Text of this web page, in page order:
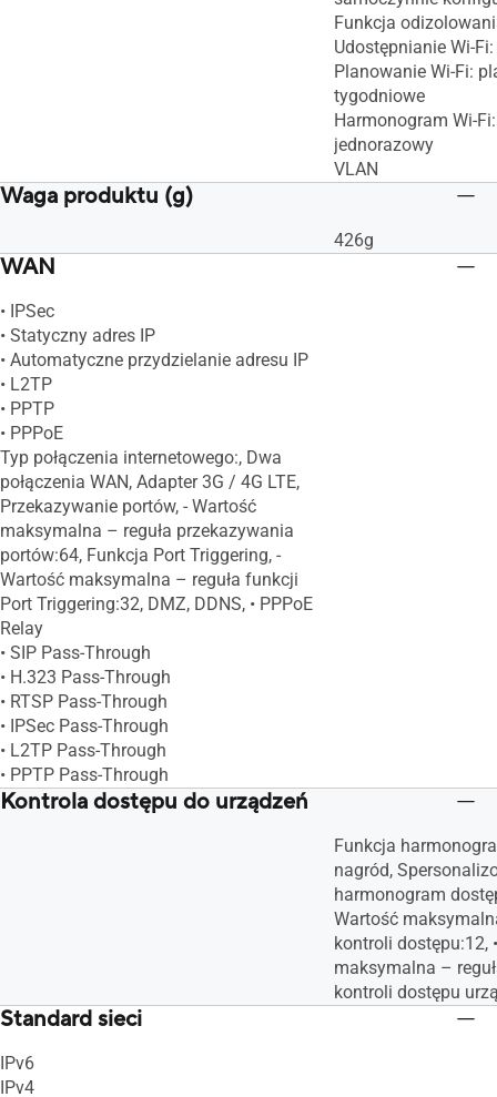
Funkcja
Udostępnianie Wi-
Planowanie Wi-Fi:
tygodniowe
Harmonogram Wi-
jednorazowy
VLAN
Waga produktu (g)
426g
WAN
• IPSec
• Statyczny adres IP
• Automatyczne przydzielanie adresu IP
• L2TP
• PPTP
• PPPoE
Typ połączenia internetowego:, Dwa
połączenia WAN, Adapter 3G / 4G LTE,
Przekazywanie portów, - Wartość
maksymalna – reguła przekazywania
portów:64, Funkcja Port Triggering, -
Wartość maksymalna – reguła funkcji
Port Triggering:32, DMZ, DDNS, • PPPoE
Relay
• SIP Pass-Through
• H.323 Pass-Through
• RTSP Pass-Through
• IPSec Pass-Through
• L2TP Pass-Through
• PPTP Pass-Through
Kontrola dostępu do urządzeń
Funkcja
nagród,
harmonogram
Wartość
kontroli dostępu:12,
maksymalna –
kontroli dostępu
Standard sieci
IPv6
IPv4